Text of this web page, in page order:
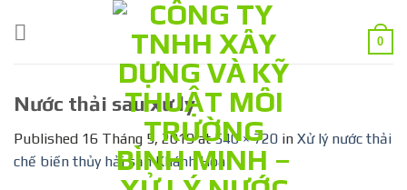
0
Nước thải sau xử lý
Published 16 Tháng 5, 2019at540 × 720 in Xử lý nước thải
chế biến thủy hải sản Khánh Hòa